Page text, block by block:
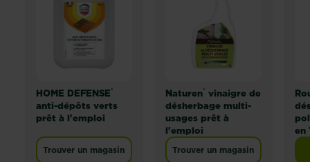
HOME DEFENSE®
anti-dépôts verts
prêt à l'emploi
Trouver un magasin
Naturen® vinaigre de
désherbage multi-
usages prêt à
l'emploi
Trouver un magasin
en